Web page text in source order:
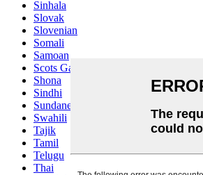
Sinhala
Slovak
Slovenian
Somali
Samoan
Scots Gaelic
Shona
Sindhi
Sundanese
Swahili
Tajik
Tamil
Telugu
Thai